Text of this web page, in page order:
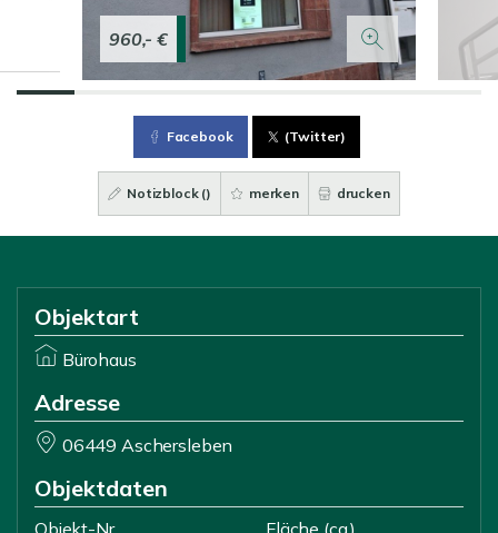
960,- €
Facebook (Twitter)
Notizblock () merken drucken
Objektart
Bürohaus
Adresse
06449 Aschersleben
Objektdaten
Objekt-Nr.
Fläche (ca.)